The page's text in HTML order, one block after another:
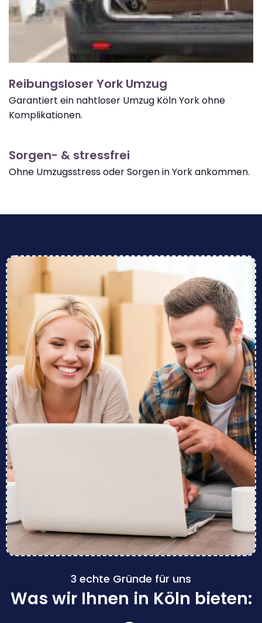
Reibungsloser York Umzug
Garantiert ein nahtloser Umzug Köln York ohne
Komplikationen.
Sorgen- & stressfrei
Ohne Umzugsstress oder Sorgen in York ankommen.
3 echte Gründe für uns
Was wir Ihnen in Köln bieten: